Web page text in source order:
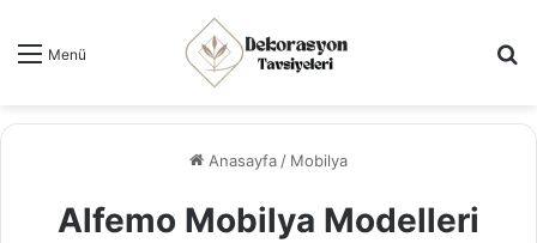
Menü
Anasayfa / Mobilya
Alfemo Mobilya Modelleri